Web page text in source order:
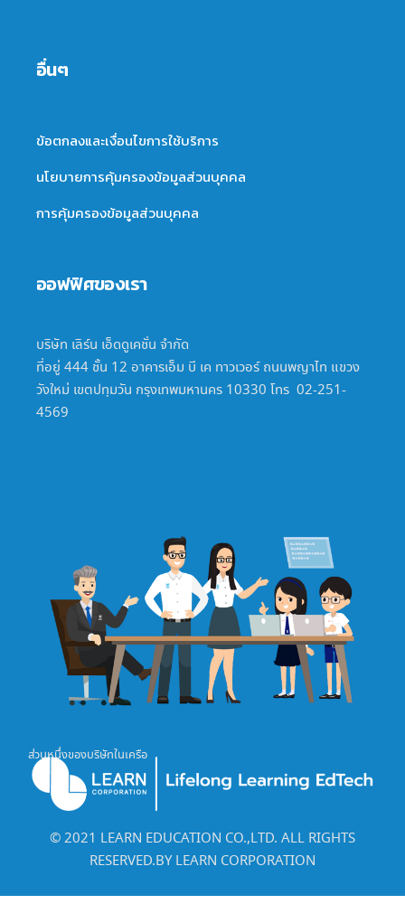
อื่นๆ
ข้อตกลงและเงื่อนไขการใช้บริการ
นโยบายการคุ้มครองข้อมูลส่วนบุคคล
การคุ้มครองข้อมูลส่วนบุคคล
ออฟฟิศของเรา
บริษัท เลิร์น เอ็ดดูเคชั่น จำกัด
ที่อยู่ 444 ชั้น 12 อาคารเอ็ม บี เค ทาวเวอร์ ถนนพญาไท แขวง
วังใหม่ เขตปทุมวัน กรุงเทพมหานคร 10330 โทร 02-251-
4569
ส่วนหนึ่งของบริษัทในเครือ
©️ 2021 LEARN EDUCATION CO.,LTD. ALL RIGHTS
RESERVED.BY LEARN CORPORATION